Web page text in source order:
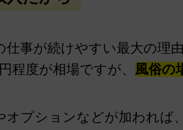
仕事が続けやすい最大の理
程度が相場ですが、 風俗の
オプションなどが加われば